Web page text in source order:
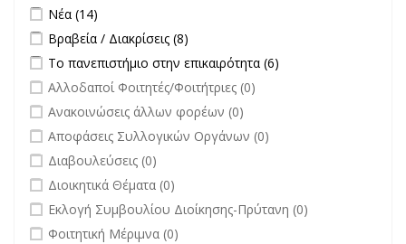
Apply Νέα filter
Νέα (14)
Apply Βραβεία / Διακρίσεις filter
Βραβεία / Διακρίσεις (8)
Apply Το πανεπιστήμιο στην επικαιρότητα filter
Το πανεπιστήμιο στην επικαιρότητα (6)
undefined
Αλλοδαποί Φοιτητές/Φοιτήτριες (0)
undefined
Ανακοινώσεις άλλων φορέων (0)
undefined
Αποφάσεις Συλλογικών Οργάνων (0)
undefined
Διαβουλεύσεις (0)
undefined
Διοικητικά Θέματα (0)
undefined
Εκλογή Συμβουλίου Διοίκησης-Πρύτανη (0)
undefined
Φοιτητική Μέριμνα (0)